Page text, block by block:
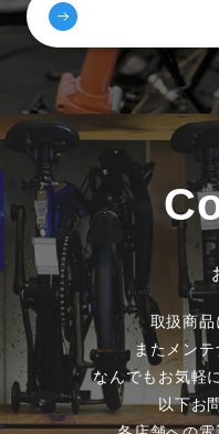
取扱商
またメン
なんでもお気軽
以下お